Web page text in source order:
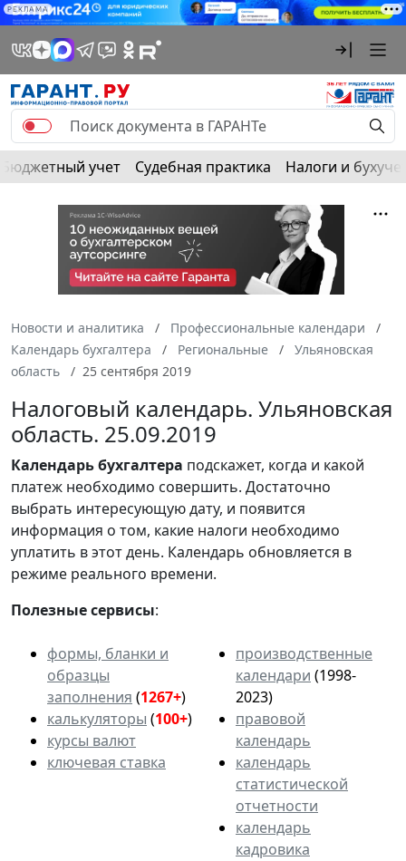
РЕКЛАМА
Бюджетный учет Судебная практика Налоги и
Новости и аналитика
Профессиональные календари
Календарь бухгалтера
Региональные
Ульяновская
область
25 сентября 2019
Налоговый календарь. Ульяновская
область. 25.09.2019
Календарьбухгалтера подскажет, когда и какой
платеж необходимо совершить. Достаточно
выбрать интересующую дату, и появится
информация о том, какие налоги необходимо
уплатить в этот день. Календарь обновляется в
режиме реального времени.
Полезные сервисы:
формы, бланки и
образцы
заполнения (1267+)
калькуляторы (100+)
курсы валют
ключевая ставка
производственные
календари (1998-
2023)
правовой
календарь
календарь
статистической
отчетности
календарь
кадровика